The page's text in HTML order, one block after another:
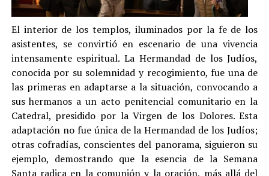
El interior de los templos, iluminados por la fe de los
asistentes, se convirtió en escenario de una vivencia
intensamente espiritual. La Hermandad de los Judíos,
conocida por su solemnidad y recogimiento, fue una de
las primeras en adaptarse a la situación, convocando a
sus hermanos a un acto penitencial comunitario en la
Catedral, presidido por la Virgen de los Dolores. Esta
adaptación no fue única de la Hermandad de los Judíos;
otras cofradías, conscientes del panorama, siguieron su
ejemplo, demostrando que la esencia de la Semana
Santa radica en la comunión y la oración, más allá del